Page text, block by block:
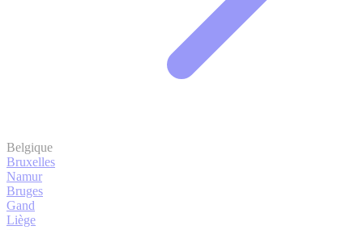
Belgique
Bruxelles
Namur
Bruges
Gand
Liège